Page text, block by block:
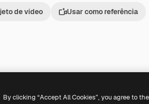
de vídeo Usar como referência
By clicking “Accept All Cookies”, you agree to